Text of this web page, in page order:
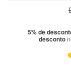
5% de
desconto